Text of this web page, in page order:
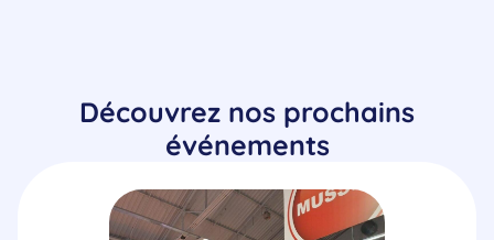
Découvrez nos prochains
événements